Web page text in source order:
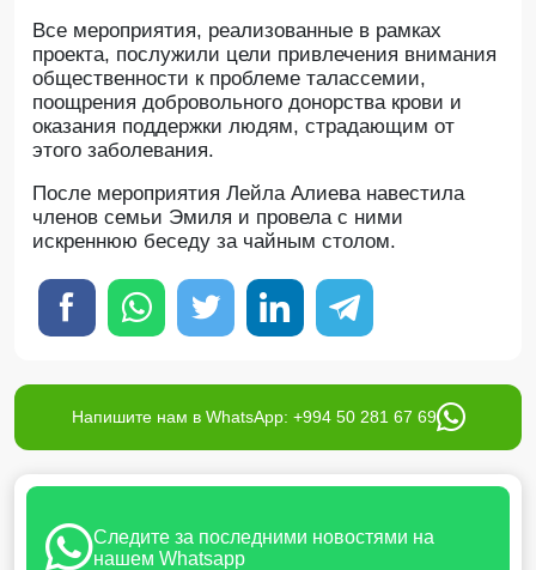
Все мероприятия, реализованные в рамках
проекта, послужили цели привлечения внимания
общественности к проблеме талассемии,
поощрения добровольного донорства крови и
оказания поддержки людям, страдающим от
этого заболевания.
После мероприятия Лейла Алиева навестила
членов семьи Эмиля и провела с ними
искреннюю беседу за чайным столом.
Напишите нам в WhatsApp: +994 50 281 67 69
Следите за последними новостями на
нашем Whatsapp